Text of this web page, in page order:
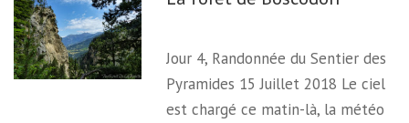
Jour 4, Randonnée du Sentier des
Pyramides 15 Juillet 2018 Le ciel
est chargé ce matin-là, la météo